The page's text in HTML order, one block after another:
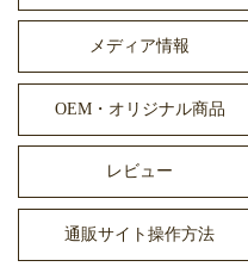
メディア情報
OEM・オリジナル商品
レビュー
通販サイト操作方法